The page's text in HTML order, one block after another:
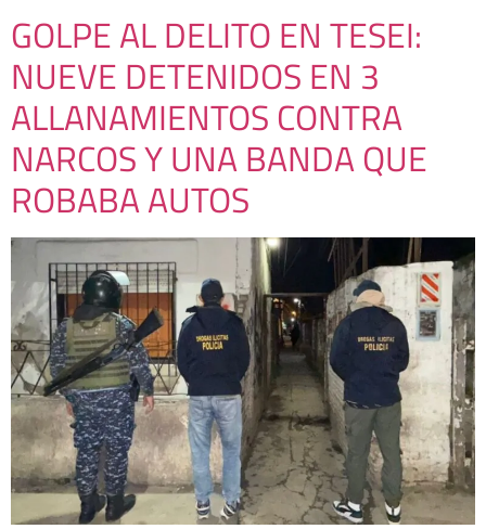
GOLPE AL DELITO EN TESEI:
NUEVE DETENIDOS EN 3
ALLANAMIENTOS CONTRA
NARCOS Y UNA BANDA QUE
ROBABA AUTOS